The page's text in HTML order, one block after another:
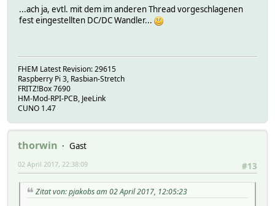
...ach ja, evtl. mit dem im anderen Thread vorgeschlagenen
fest eingestellten DC/DC Wandler...
FHEM Latest Revision: 29615
Raspberry Pi 3, Rasbian-Stretch
FRITZ!Box 7690
HM-Mod-RPI-PCB, JeeLink
CUNO 1.47
thorwin
Gast
#13
02 April 2017, 22:38:09
Zitat von: pjakobs am 02 April 2017, 12:05:23